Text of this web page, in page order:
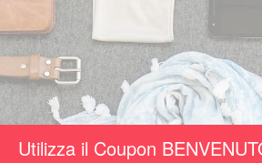
Utilizza il Coupon